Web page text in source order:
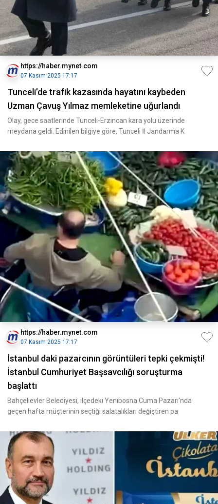
https://haber.mynet.com
07 Kasım 2025 17:17
Tunceli’de trafik kazasında hayatını kaybeden
Uzman Çavuş Yılmaz memleketine uğurlandı
Olay, gece saatlerinde Tunceli-Erzincan kara yolu üzerinde
meydana geldi. Edinilen bilgiye göre, Tunceli İl Jandarma K
https://haber.mynet.com
07 Kasım 2025 17:17
İstanbul daki pazarcının görüntüleri tepki çekmişti!
İstanbul Cumhuriyet Başsavcılığı soruşturma
başlattı
Bahçelievler Belediyesi, ilçedeki Yenibosna Cuma Pazarı'nda
geçen hafta müşterinin seçtiği salatalıkları değiştiren pa